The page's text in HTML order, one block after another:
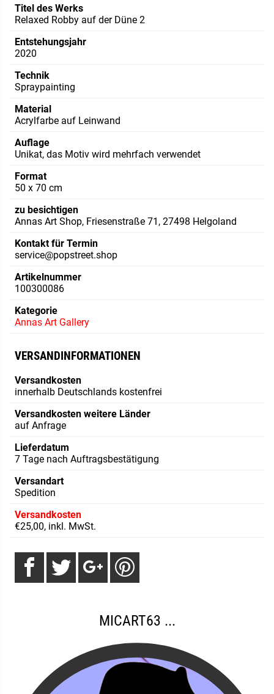
Titel des Werks
Relaxed Robby auf der Düne 2
Entstehungsjahr
2020
Technik
Spraypainting
Material
Acrylfarbe auf Leinwand
Auflage
Unikat, das Motiv wird mehrfach verwendet
Format
50 x 70 cm
zu besichtigen
Annas Art Shop, Friesenstraße 71, 27498 Helgoland
Kontakt für Termin
service@popstreet.shop
Artikelnummer
100300086
Kategorie
Annas Art Gallery
VERSANDINFORMATIONEN
Versandkosten
innerhalb Deutschlands kostenfrei
Versandkosten weitere Länder
auf Anfrage
Lieferdatum
7 Tage nach Auftragsbestätigung
Versandart
Spedition
Versandkosten
€25,00, inkl. MwSt.
MICART63 ...